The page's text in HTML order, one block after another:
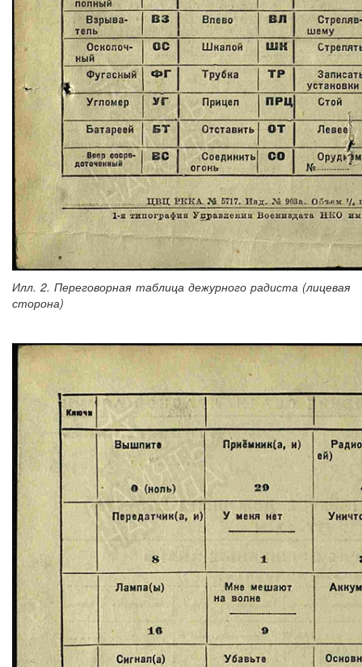
Илл. 2. Переговорная таблица дежурного радиста (лицевая
сторона)